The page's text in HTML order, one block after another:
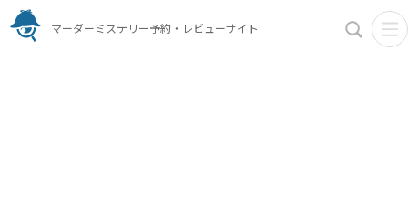
マーダーミステリー予約・レビューサイト